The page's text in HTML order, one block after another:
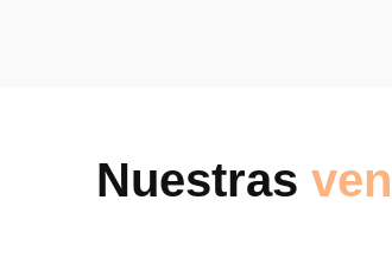
Nuestras